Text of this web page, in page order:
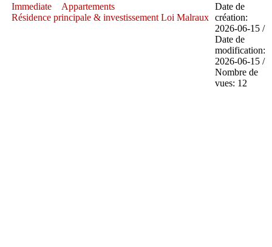
Immediate
Appartements
Résidence principale & investissement Loi Malraux
Date de
création:
2026-06-15 /
Date de
modification:
2026-06-15 /
Nombre de
vues: 12